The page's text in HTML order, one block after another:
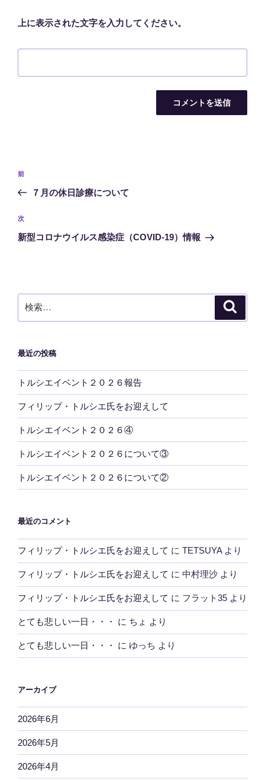
上に表示された文字を入力してください。
投
ビ
ゲ
ン
前
の
稿
前
７月の休日診療について
次
の
次
新型コロナウイルス感染症（COVID-19）情報
索:
最近の投稿
トルシエイベント２０２６報告
フィリップ・トルシエ氏をお迎えして
トルシエイベント２０２６④
トルシエイベント２０２６について③
トルシエイベント２０２６について②
最近のコメント
フィリップ・トルシエ氏をお迎えして に TETSUYAより
フィリップ・トルシエ氏をお迎えして に 中村理沙 より
フィリップ・トルシエ氏をお迎えして に フラット35 より
とても悲しい一日・・・ に ちょ より
とても悲しい一日・・・ に ゆっち より
アーカイブ
2026年6月
2026年5月
2026年4月